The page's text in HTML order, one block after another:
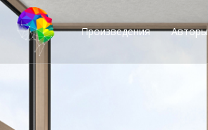
Произведения Авторы